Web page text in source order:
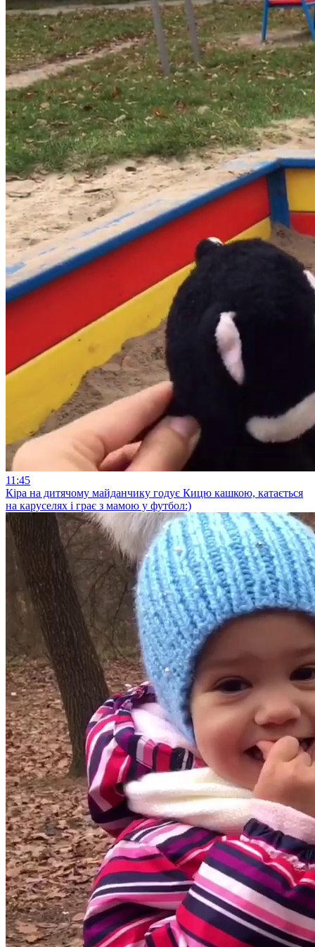
11:45
Кіра на дитячому майданчику годує Кицю кашкою, катається
на каруселях і грає з мамою у футбол:)